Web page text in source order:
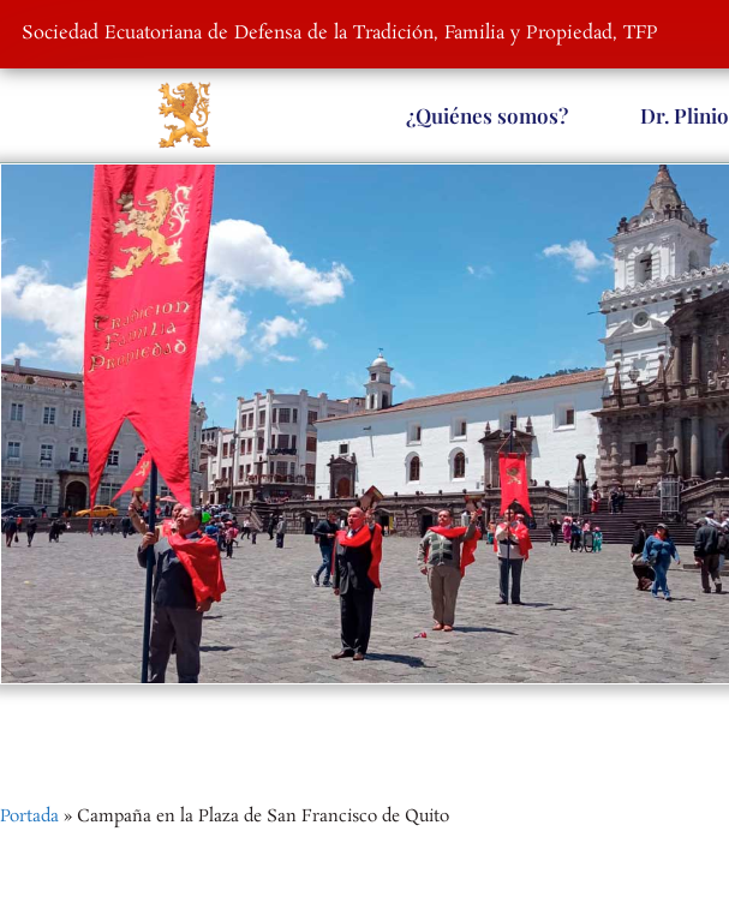
Sociedad Ecuatoriana de Defensa de la Tradición, Familia y Propiedad, TFP
¿Quiénes somos? Dr. Plinio
Portada » Campaña en la Plaza de San Francisco de Quito